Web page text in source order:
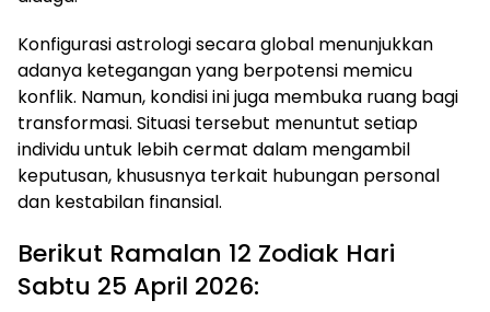
Konfigurasi astrologi secara global menunjukkan
adanya ketegangan yang berpotensi memicu
konflik. Namun, kondisi ini juga membuka ruang bagi
transformasi. Situasi tersebut menuntut setiap
individu untuk lebih cermat dalam mengambil
keputusan, khususnya terkait hubungan personal
dan kestabilan finansial.
Berikut Ramalan 12 Zodiak Hari
Sabtu 25 April 2026: